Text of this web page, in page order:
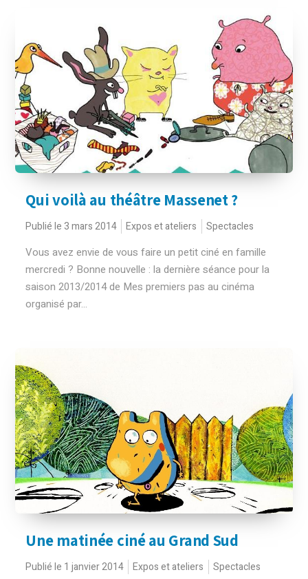
Qui voilà au théâtre Massenet ?
Publié le 3 mars 2014 Expos et ateliers Spectacles
Vous avez envie de vous faire un petit ciné en famille
mercredi ? Bonne nouvelle : la dernière séance pour la
saison 2013/2014 de Mes premiers pas au cinéma
organisé par...
Une matinée ciné au Grand Sud
Publié le 1 janvier 2014 Expos et ateliers Spectacles